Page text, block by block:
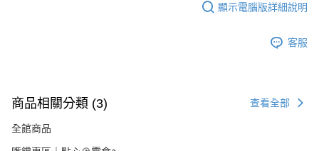
顯示電腦版詳細說明
客服
商品相關分類 (3) 查看全部
全館商品